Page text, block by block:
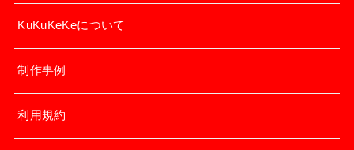
KuKuKeKeについて
制作事例
利用規約